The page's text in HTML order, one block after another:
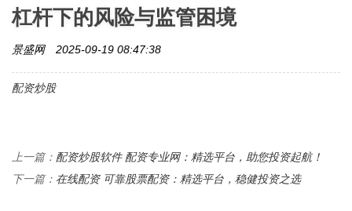
杠杆下的风险与监管困境
景盛网 2025-09-19 08:47:38
配资炒股
上一篇： 配资炒股软件 配资专业网：精选平台，助您投资起航！
下一篇： 在线配资 可靠股票配资：精选平台，稳健投资之选